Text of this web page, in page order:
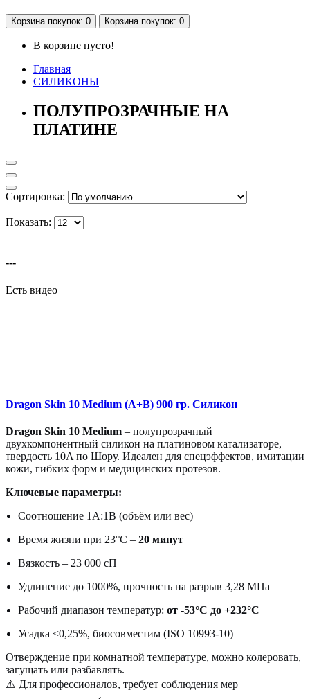
Корзинапокупок: 0 Корзинапокупок: 0
В корзине пусто!
Главная
СИЛИКОНЫ
ПОЛУПРОЗРАЧНЫЕ НА
ПЛАТИНЕ
Сортировка:
Показать:
---
Есть видео
Dragon Skin 10 Medium (A+B) 900 гр. Силикон
Dragon Skin 10 Medium – полупрозрачный
двухкомпонентный силикон на платиновом катализаторе,
твердость 10A по Шору. Идеален для спецэффектов, имитации
кожи, гибких форм и медицинских протезов.
Ключевые параметры:
Соотношение 1А:1В (объём или вес)
Время жизни при 23°C – 20 минут
Вязкость – 23 000 сП
Удлинение до 1000%, прочность на разрыв 3,28 МПа
Рабочий диапазон температур: от -53°C до +232°C
Усадка <0,25%, биосовместим (ISO 10993-10)
Отверждение при комнатной температуре, можно колеровать,
загущать или разбавлять.
⚠️ Для профессионалов, требует соблюдения мер